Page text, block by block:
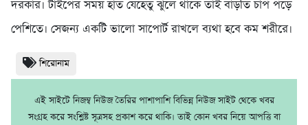
দরকার। টাইপের সময় হাত যেহেতু ঝুলে থাকে তাই বাড়তি চাপ পড়ে
পেশিতে। সেজন্য একটি ভালো সাপোর্ট রাখলে ব্যথা হবে কম শরীরে।
শিরোনাম
এই সাইটে নিজম্ব নিউজ তৈরির পাশাপাশি বিভিন্ন নিউজ সাইট থেকে খবর
সংগ্রহ করে সংশ্লিষ্ট সূত্রসহ প্রকাশ করে থাকি। তাই কোন খবর নিয়ে আপত্তি বা